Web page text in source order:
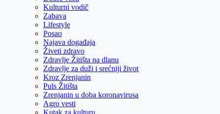
Kulturni vodič
Zabava
Lifestyle
Posao
Najava događaja
Živeti zdravo
Zdravlje Žitišta na dlanu
Zdravlje za duži i srećniji život
Kroz Zrenjanin
Puls Žitišta
Zrenjanin u doba koronavirusa
Agro vesti
Kutak za kulturu